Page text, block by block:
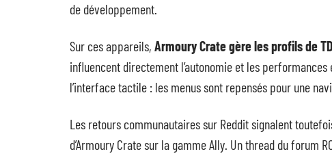
de développement.
Sur ces appareils, Armoury Crate gère les profils de
influencent directement l’autonomie et les
l’interface tactile : les menus sont repensés pour une
Les retours communautaires sur Reddit signalent
d’Armoury Crate sur la gamme Ally. Un thread du forum